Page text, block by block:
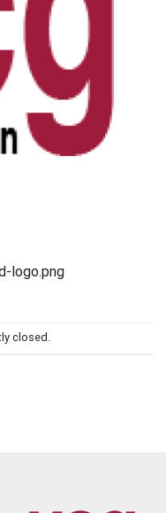
logo.png
closed.